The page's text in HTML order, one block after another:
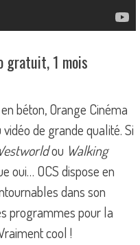
gratuit, 1 mois
béton, Orange Cinéma
de grande qualité. Si
ou Walking
oui… OCS dispose en
dans son
programmes pour la
cool !